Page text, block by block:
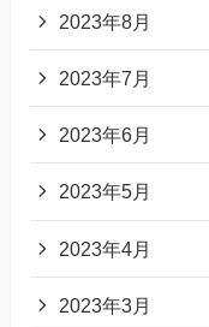
2023年8月
2023年7月
2023年6月
2023年5月
2023年4月
2023年3月